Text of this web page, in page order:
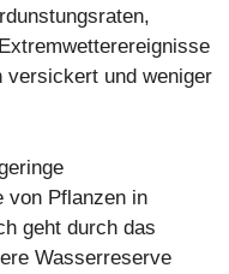
versickert und weniger
von Pflanzen in
geht durch das
Wasserreserve